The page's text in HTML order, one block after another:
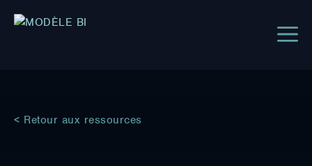
< Retour aux ressources